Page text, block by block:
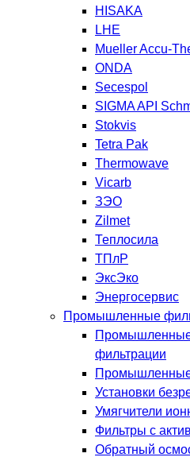
HISAKA
LHE
Mueller Accu-
ONDA
Secespol
SIGMA API
Stokvis
Tetra Pak
Thermowave
Vicarb
ЗЭО
Zilmet
Теплосила
ТПлР
ЭксЭко
Энергосервис
Промышленные
Промышленные
фильтрации
Промышленные
Установки
Умягчители
Фильтры с
Обратный